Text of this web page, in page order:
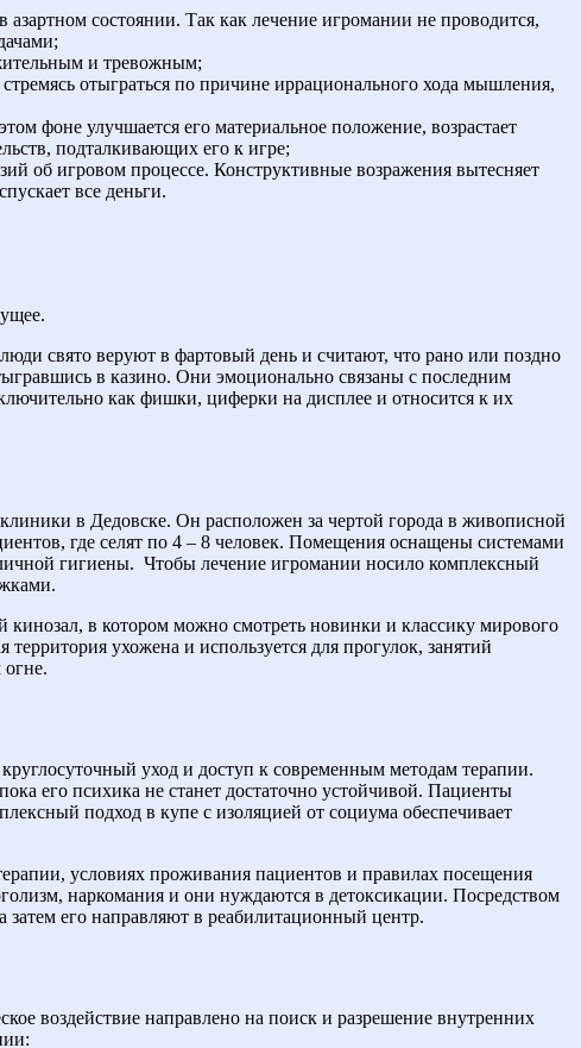
состоянии. Так как лечение игромании не проводится,
и тревожным;
отыграться по причине иррационального хода мышления,
фоне улучшается его материальное положение, возрастает
подталкивающих его к игре;
об игровом процессе. Конструктивные возражения вытесняет
все деньги.
свято веруют в фартовый день и считают, что рано или поздно
в казино. Они эмоционально связаны с последним
как фишки, циферки на дисплее и относится к их
в Дедовске. Он расположен за чертой города в живописной
где селят по 4 – 8 человек. Помещения оснащены системами
гигиены. Чтобы лечение игромании носило комплексный
кинозал, в котором можно смотреть новинки и классику мирового
ухожена и используется для прогулок, занятий
уход и доступ к современным методам терапии.
его психика не станет достаточно устойчивой. Пациенты
подход в купе с изоляцией от социума обеспечивает
условиях проживания пациентов и правилах посещения
наркомания и они нуждаются в детоксикации. Посредством
затем его направляют в реабилитационный центр.
воздействие направлено на поиск и разрешение внутренних